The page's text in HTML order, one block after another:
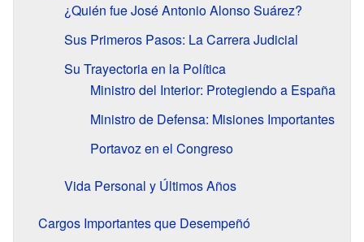
¿Quién fue José Antonio Alonso Suárez?
Sus Primeros Pasos: La Carrera Judicial
Su Trayectoria en la Política
Ministro del Interior: Protegiendo a España
Ministro de Defensa: Misiones Importantes
Portavoz en el Congreso
Vida Personal y Últimos Años
Cargos Importantes que Desempeñó